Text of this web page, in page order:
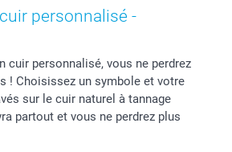
déco & bonbons
personnalisé -
cuir personnalisé, vous ne perdrez
! Choisissez un symbole et votre
sur le cuir naturel à tannage
partout et vous ne perdrez plus